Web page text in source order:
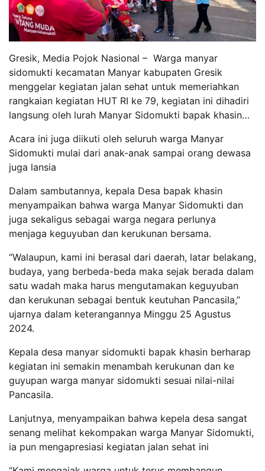
Gresik, Media Pojok Nasional – Warga manyar
sidomukti kecamatan Manyar kabupaten Gresik
menggelar kegiatan jalan sehat untuk memeriahkan
rangkaian kegiatan HUT RI ke 79, kegiatan ini dihadiri
langsung oleh lurah Manyar Sidomukti bapak khasin…
Acara ini juga diikuti oleh seluruh warga Manyar
Sidomukti mulai dari anak-anak sampai orang dewasa
juga lansia
Dalam sambutannya, kepala Desa bapak khasin
menyampaikan bahwa warga Manyar Sidomukti dan
juga sekaligus sebagai warga negara perlunya
menjaga keguyuban dan kerukunan bersama.
“Walaupun, kami ini berasal dari daerah, latar belakang,
budaya, yang berbeda-beda maka sejak berada dalam
satu wadah maka harus mengutamakan keguyuban
dan kerukunan sebagai bentuk keutuhan Pancasila,”
ujarnya dalam keterangannya Minggu 25 Agustus
2024.
Kepala desa manyar sidomukti bapak khasin berharap
kegiatan ini semakin menambah kerukunan dan ke
guyupan warga manyar sidomukti sesuai nilai-nilai
Pancasila.
Lanjutnya, menyampaikan bahwa kepela desa sangat
senang melihat kekompakan warga Manyar Sidomukti,
ia pun mengapresiasi kegiatan jalan sehat ini